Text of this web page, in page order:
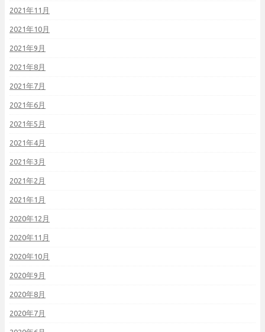
2021年11月
2021年10月
2021年9月
2021年8月
2021年7月
2021年6月
2021年5月
2021年4月
2021年3月
2021年2月
2021年1月
2020年12月
2020年11月
2020年10月
2020年9月
2020年8月
2020年7月